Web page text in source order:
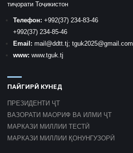
тиҷорати Тоҷикистон
Телефон: +992(37) 234-83-46
+992(37) 234-85-46
Email: mail @ddtt.tj; tguk2025@gmail.com
www: www.tguk.tj
ПАЙГИРӢ КУНЕД
ПРЕЗИДЕНТИ ҶТ
ВАЗОРАТИ МАОРИФ ВА ИЛМИ ҶТ
МАРКАЗИ МИЛЛИИ ТЕСТӢ
МАРКАЗИ МИЛЛИИ ҚОНУНГУЗОРӢ